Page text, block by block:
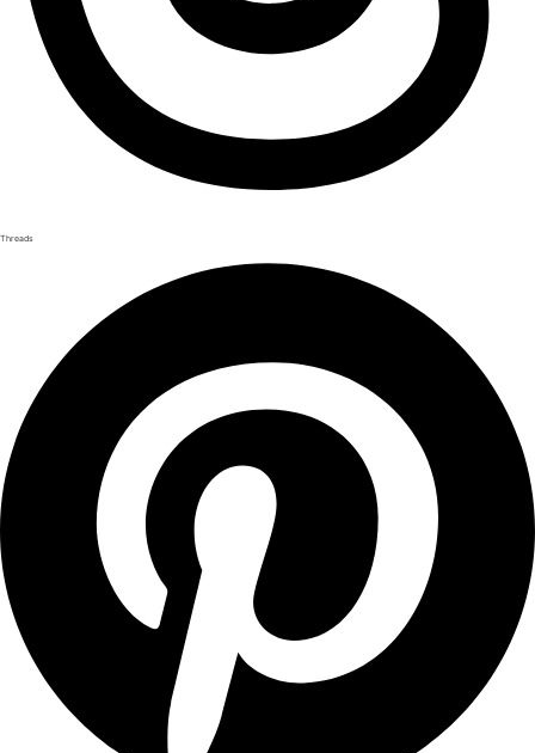
Threads